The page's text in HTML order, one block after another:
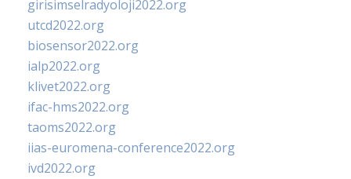
girisimselradyoloji2022.org
utcd2022.org
biosensor2022.org
ialp2022.org
klivet2022.org
ifac-hms2022.org
taoms2022.org
iias-euromena-conference2022.org
ivd2022.org